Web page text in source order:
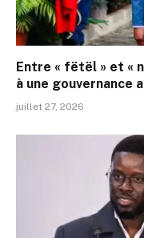
Entre « fëtël » et «
à une gouvernance
juillet 27, 2026